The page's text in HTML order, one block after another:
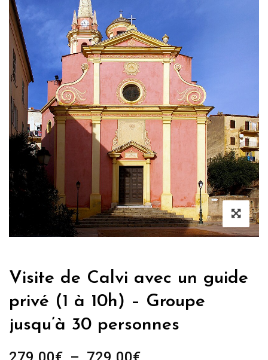
Visite de Calvi avec un guide
privé (1 à 10h) – Groupe
jusqu’à 30 personnes
Plage